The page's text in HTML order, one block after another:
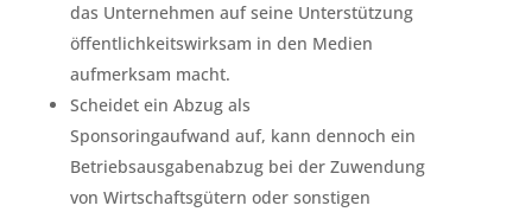
das Unternehmen auf seine Unterstützung
öffentlichkeitswirksam in den Medien
aufmerksam macht.
Scheidet ein Abzug als
Sponsoringaufwand auf, kann dennoch ein
Betriebsausgabenabzug bei der Zuwendung
von Wirtschaftsgütern oder sonstigen